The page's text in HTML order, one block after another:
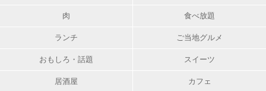
肉 食べ放題
ランチ ご当地グルメ
おもしろ・話題 スイーツ
居酒屋 カフェ